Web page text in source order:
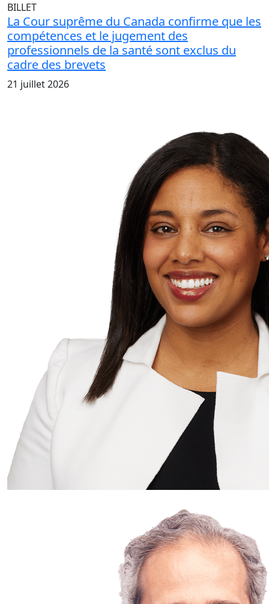
BILLET
La Cour suprême du Canada confirme que les
compétences et le jugement des
professionnels de la santé sont exclus du
cadre des brevets
21 juillet 2026